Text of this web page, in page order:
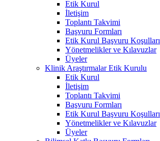
Etik Kurul
İletişim
Toplantı Takvimi
Başvuru Formları
Etik Kurul Başvuru Koşulları
Yönetmelikler ve Kılavuzlar
Üyeler
Klinik Araştırmalar Etik Kurulu
Etik Kurul
İletişim
Toplantı Takvimi
Başvuru Formları
Etik Kurul Başvuru Koşulları
Yönetmelikler ve Kılavuzlar
Üyeler